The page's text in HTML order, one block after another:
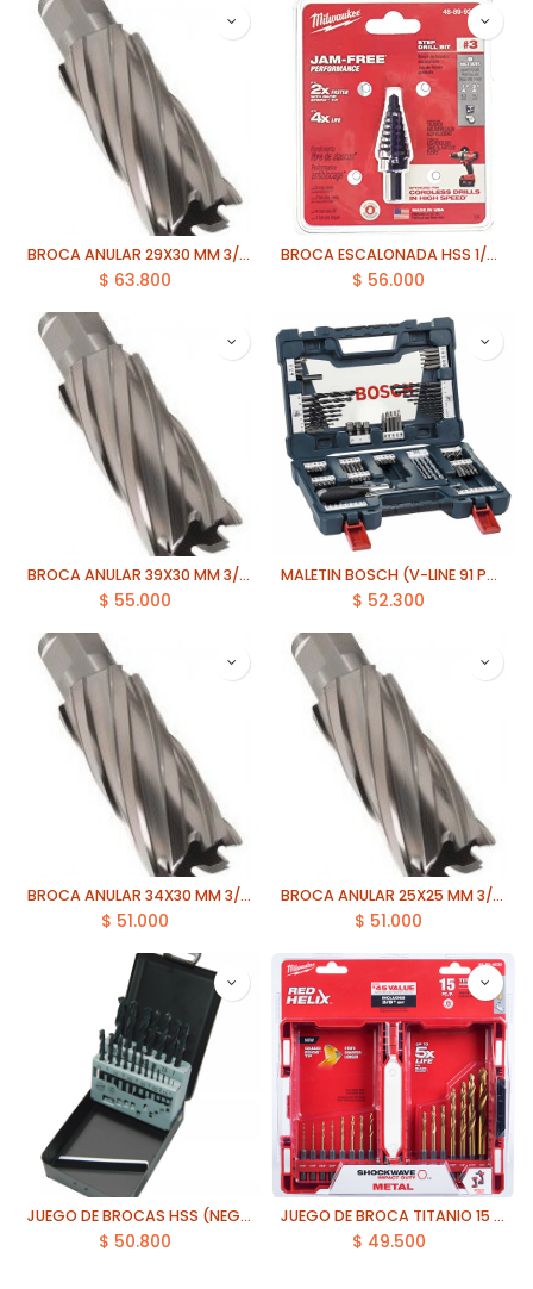
BROCA ANULAR 29X30 MM 3/4 ECEF
$ 63.800
BROCA ESCALONADA HSS 1/4-3/4 MILWAUKEE (48-89-9203)
$ 56.000
BROCA ANULAR 39X30 MM 3/4 ECEF
$ 55.000
MALETIN BOSCH (V-LINE 91 PZAS)
$ 52.300
BROCA ANULAR 34X30 MM 3/4 ECEF
$ 51.000
BROCA ANULAR 25X25 MM 3/4 ECEF
$ 51.000
JUEGO DE BROCAS HSS (NEGRAS) 1 A 13 MM 25 PZAS ECEF
$ 50.800
JUEGO DE BROCA TITANIO 15 PZAS MILWAUKEE (48-89-4630)
$ 49.500